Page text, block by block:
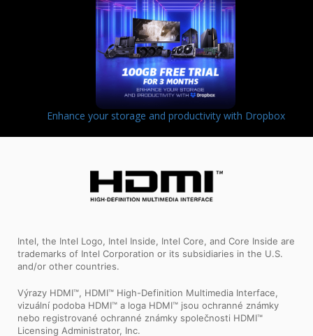
Enhance your storage and productivity with Dropbox
Intel, the Intel Logo, Intel Inside, Intel Core, and Core Inside are
trademarks of Intel Corporation or its subsidiaries in the U.S.
and/or other countries.
Výrazy HDMI™, HDMI™ High-Definition Multimedia Interface,
vizuální podoba HDMI™ a loga HDMI™ jsou ochranné známky
nebo registrované ochranné známky společnosti HDMI™
Licensing Administrator, Inc.